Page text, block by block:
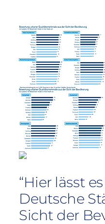
“Hier lässt
Deutsche
Sicht der